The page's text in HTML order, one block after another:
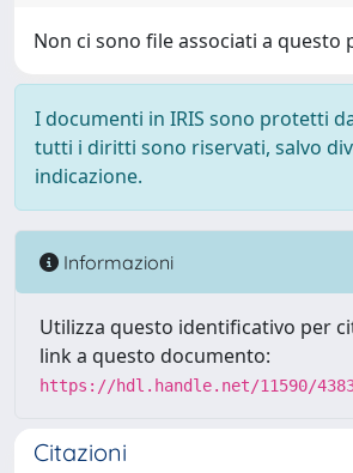
Non ci sono file associati a questo
I documenti in IRIS sono protetti
tutti i diritti sono riservati, salvo
indicazione.
Informazioni
Utilizza questo identificativo per
link a questo documento:
https://hdl.handle.net/11590/
Citazioni